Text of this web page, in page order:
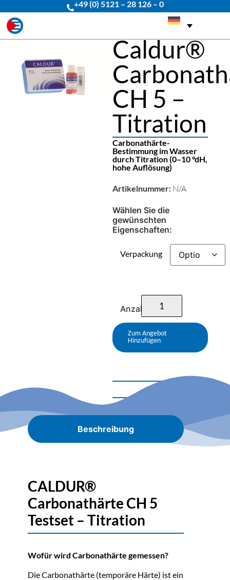
+49 (0) 5121 – 28 126 – 0
Caldur®
CH 5 –
Titration
Carbonathärte-
Bestimmung im Wasser
durch Titration (0–10 °dH,
hohe Auflösung)
Artikelnummer: N/A
Wählen Sie die
gewünschten
Eigenschaften:
Verpackung
Anzahl
Zum Angebot
Hinzufügen
Beschreibung
CALDUR®
Carbonathärte CH 5
Testset – Titration
Wofür wird Carbonathärte gemessen?
Die Carbonathärte (temporäre Härte) ist ein